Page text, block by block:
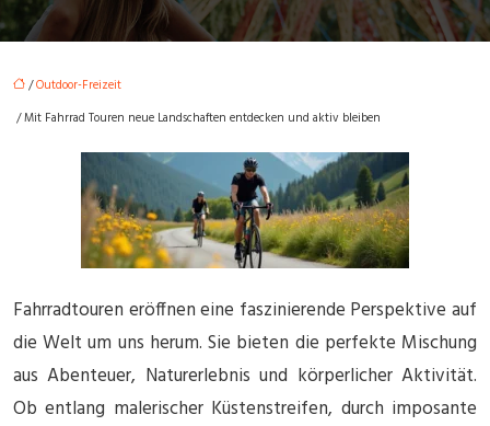
/Outdoor-Freizeit
/ Mit Fahrrad Touren neue Landschaften entdecken und aktiv bleiben
Fahrradtouren eröffnen eine faszinierende Perspektive auf
die Welt um uns herum. Sie bieten die perfekte Mischung
aus Abenteuer, Naturerlebnis und körperlicher Aktivität.
Ob entlang malerischer Küstenstreifen, durch imposante